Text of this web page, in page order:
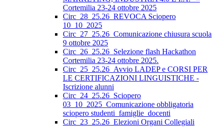
Cortemilia 23-24 ottobre 2025
Circ_28_25.26_REVOCA Sciopero
10_10_2025
Circ_27_25.26_Comunicazione chiusura scuola
9 ottobre 2025
Circ_26_25.26_Selezione flash Hackathon
Cortemilia 23-24 ottobre 2025.
Circ_25_25.26_Avvio LADEP e CORSI PER
LE CERTIFICAZIONI LINGUISTICHE -
Iscrizione alunni
Circ_24_25.26_Sciopero
03_10_2025_Comunicazione obbligatoria
sciopero studenti_famiglie_docenti
Circ_23_25.26_Elezioni Organi Collegiali